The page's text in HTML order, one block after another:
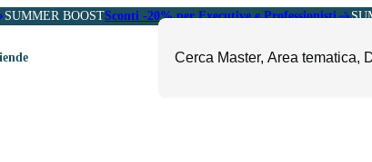
SUMMER BOOSTSconti -20% per Executive e Professionisti